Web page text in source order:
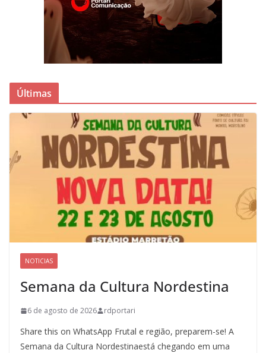
Últimas
NOTICIAS
Semana da Cultura Nordestina
6 de agosto de 2026 rdportari
Share this on WhatsApp Frutal e região, preparem-se! A
Semana da Cultura Nordestinaestá chegando em uma